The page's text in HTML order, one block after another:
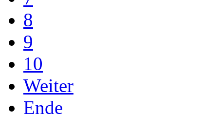
8
9
10
Weiter
Ende